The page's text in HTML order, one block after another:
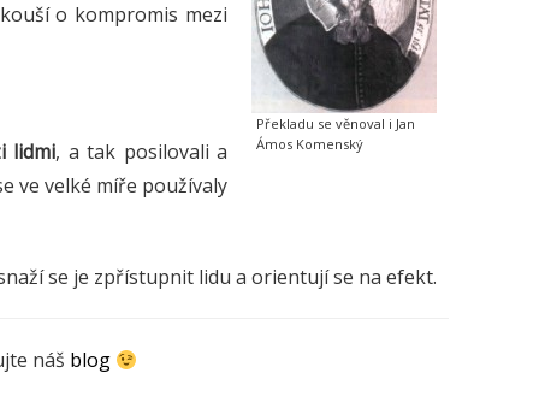
Překladu se věnoval i Jan
Ámos Komenský
o kompromis mezi
lidmi, a tak posilovali a
ve velké míře používaly
se je zpřístupnit lidu a orientují se na efekt.
náš blog